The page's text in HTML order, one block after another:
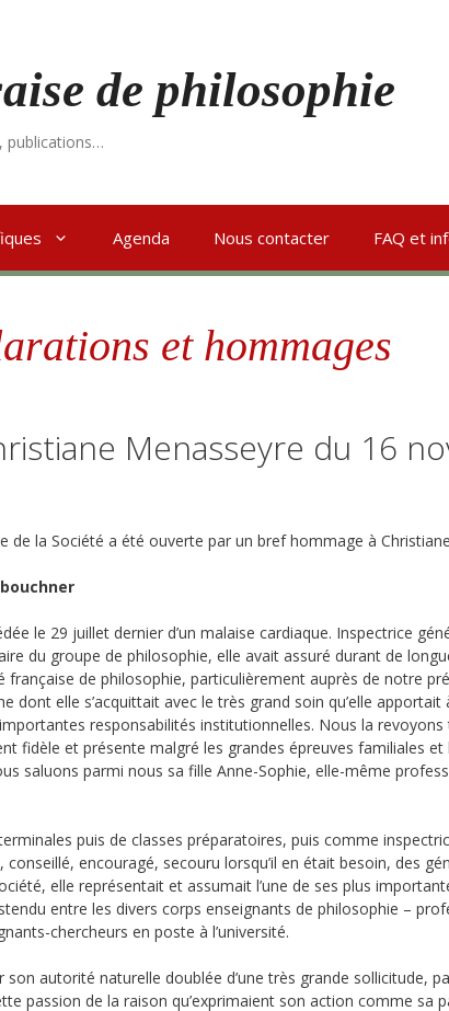
de philosophie
publications…
Agenda Nous contacter FAQ et
et hommages
Menasseyre du 16
de la Société a été ouverte par un bref hommage à
le 29 juillet dernier d’un malaise cardiaque. Inspectrice
du groupe de philosophie, elle avait assuré durant de
française de philosophie, particulièrement auprès de notre
dont elle s’acquittait avec le très grand soin qu’elle
responsabilités institutionnelles. Nous la
fidèle et présente malgré les grandes épreuves familiales et
saluons parmi nous sa fille Anne-Sophie, elle-même
puis de classes préparatoires, puis comme
encouragé, secouru lorsqu’il en était besoin, des
elle représentait et assumait l’une de ses plus
entre les divers corps enseignants de philosophie –
chercheurs en poste à l’université.
autorité naturelle doublée d’une très grande sollicitude,
passion de la raison qu’exprimaient son action comme sa